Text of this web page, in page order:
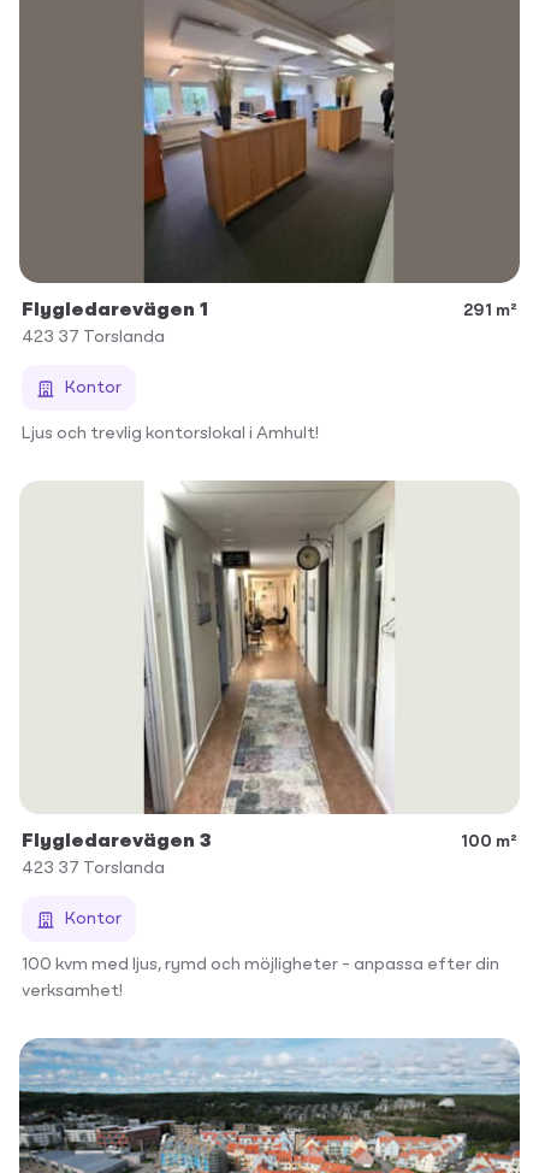
Flygledarevägen 1
291 m²
423 37 Torslanda
Kontor
Ljus och trevlig kontorslokal i Amhult!
Flygledarevägen 3
100 m²
423 37
Torslanda
Kontor
100 kvm med ljus, rymd och möjligheter – anpassa efter din
verksamhet!